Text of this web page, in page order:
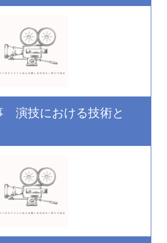
演技における技術と